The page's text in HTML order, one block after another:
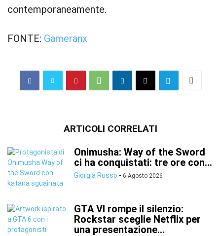
contemporaneamente.
FONTE: Gameranx
ARTICOLI CORRELATI
Onimusha: Way of the Sword
ci ha conquistati: tre ore con...
Giorgia Russo - 6 Agosto 2026
GTA VI rompe il silenzio:
Rockstar sceglie Netflix per
una presentazione...